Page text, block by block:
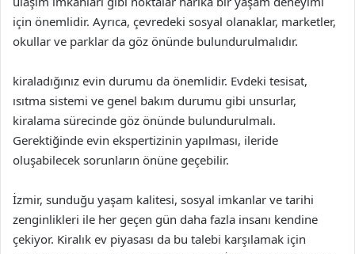
için önemlidir. Ayrıca, çevredeki sosyal olanaklar, marketler,
okullar ve parklar da göz önünde bulundurulmalıdır.
kiraladığınız evin durumu da önemlidir. Evdeki tesisat,
ısıtma sistemi ve genel bakım durumu gibi unsurlar,
kiralama sürecinde göz önünde bulundurulmalı.
Gerektiğinde evin ekspertizinin yapılması, ileride
oluşabilecek sorunların önüne geçebilir.
İzmir, sunduğu yaşam kalitesi, sosyal imkanlar ve tarihi
zenginlikleri ile her geçen gün daha fazla insanı kendine
çekiyor. Kiralık ev piyasası da bu talebi karşılamak için